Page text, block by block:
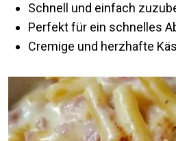
Schnell und einfach
Perfekt für ein schnelles
Cremige und herzhafte